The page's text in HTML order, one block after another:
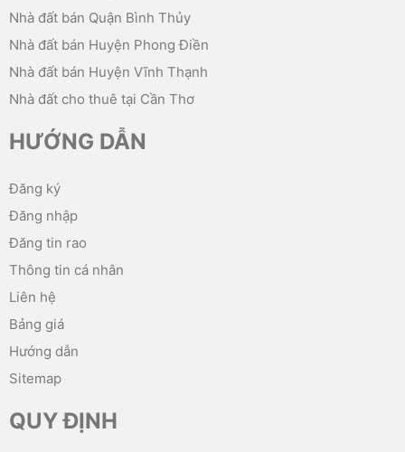
Nhà đất bán Quận Bình Thủy
Nhà đất bán Huyện Phong Điền
Nhà đất bán Huyện Vĩnh Thạnh
Nhà đất cho thuê tại Cần Thơ
HƯỚNG DẪN
Đăng ký
Đăng nhập
Đăng tin rao
Thông tin cá nhân
Liên hệ
Bảng giá
Hướng dẫn
Sitemap
QUY ĐỊNH